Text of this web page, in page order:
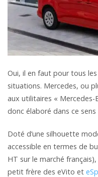
Oui, il en faut pour tous
situations. Mercedes, ou
aux utilitaires « Mercedes-
donc élaboré dans ce sens
Doté d’une silhouette
accessible en termes de
HT sur le marché
petit frère des eVito et